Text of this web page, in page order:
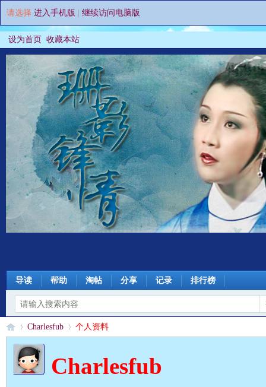
请选择 进入手机版 继续访问电脑版
设为首页 收藏本站
导读 帮助 淘帖 分享 记录 排行榜
›
Charlesfub 个人资料
Charlesfub